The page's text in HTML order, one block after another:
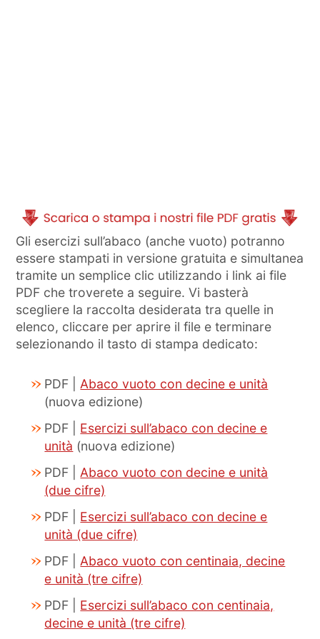
Gli esercizi sull’abaco (anche vuoto) potranno
essere stampati in versione gratuita e simultanea
tramite un semplice clic utilizzando i link ai file
PDF che troverete a seguire. Vi basterà
scegliere la raccolta desiderata tra quelle in
elenco, cliccare per aprire il file e terminare
selezionando il tasto di stampa dedicato:
PDF | Abaco vuoto con decine e unità
(nuova edizione)
PDF | Esercizi sull’abaco con decine e
unità (nuova edizione)
PDF | Abaco vuoto con decine e unità
(due cifre)
PDF | Esercizi sull’abaco con decine e
unità (due cifre)
PDF | Abaco vuoto con centinaia, decine
e unità (tre cifre)
PDF | Esercizi sull’abaco con centinaia,
decine e unità (tre cifre)